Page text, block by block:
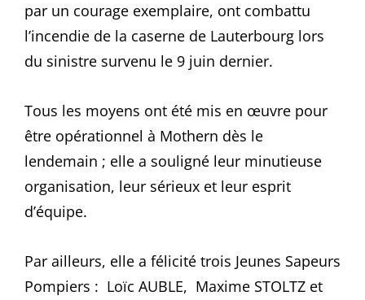
par un courage exemplaire, ont combattu
l’incendie de la caserne de Lauterbourg lors
du sinistre survenu le 9 juin dernier.
Tous les moyens ont été mis en œuvre pour
être opérationnel à Mothern dès le
lendemain ; elle a souligné leur minutieuse
organisation, leur sérieux et leur esprit
d’équipe.
Par ailleurs, elle a félicité trois Jeunes Sapeurs
Pompiers : Loïc AUBLE, Maxime STOLTZ et